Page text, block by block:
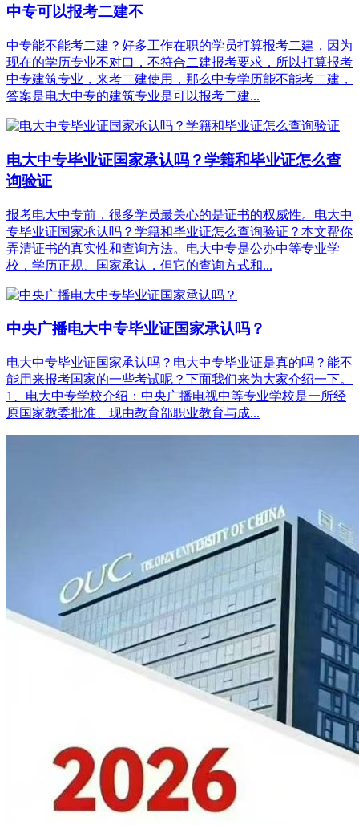
中专可以报考二建不
中专能不能考二建？好多工作在职的学员打算报考二建，因为
现在的学历专业不对口，不符合二建报考要求，所以打算报考
中专建筑专业，来考二建使用，那么中专学历能不能考二建，
答案是电大中专的建筑专业是可以报考二建...
电大中专毕业证国家承认吗？学籍和毕业证怎么查
询验证
报考电大中专前，很多学员最关心的是证书的权威性。电大中
专毕业证国家承认吗？学籍和毕业证怎么查询验证？本文帮你
弄清证书的真实性和查询方法。电大中专是公办中等专业学
校，学历正规、国家承认，但它的查询方式和...
中央广播电大中专毕业证国家承认吗？
电大中专毕业证国家承认吗？电大中专毕业证是真的吗？能不
能用来报考国家的一些考试呢？下面我们来为大家介绍一下。
1、电大中专学校介绍：中央广播电视中等专业学校是一所经
原国家教委批准、现由教育部职业教育与成...